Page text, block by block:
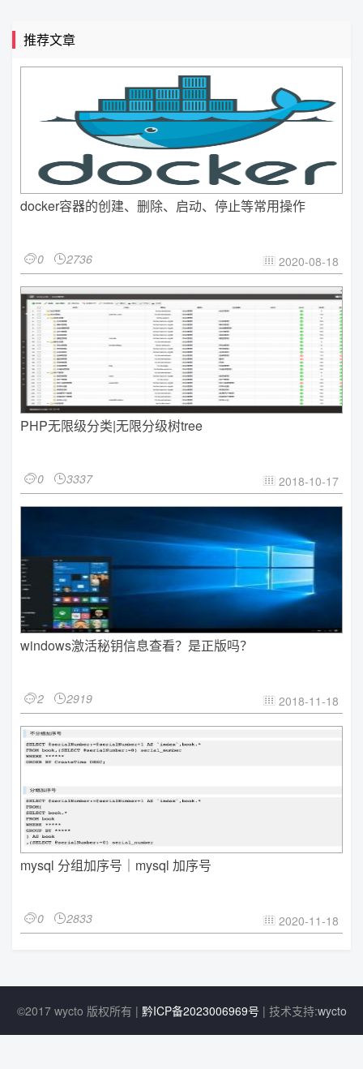
推荐文章
docker容器的创建、删除、启动、停止等常用操作
0 2736  2020-08-18
PHP无限级分类|无限分级树tree
0 3337  2018-10-17
windows激活秘钥信息查看？是正版吗？
2 2919  2018-11-18
mysql 分组加序号｜mysql 加序号
0 2833  2020-11-18
©2017 wycto 版权所有 | 黔ICP备2023006969号 | 技术支持:wycto